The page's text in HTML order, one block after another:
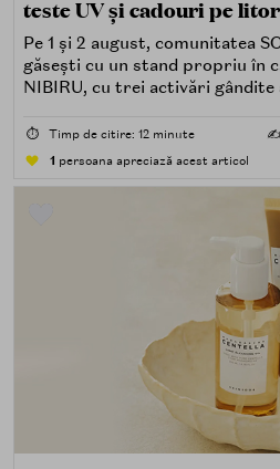
teste UV și cadouri pe
Pe 1 și 2 august, comunitatea
găsești cu un stand propriu în
NIBIRU, cu trei activări gândite
⏱️ Timp de citire: 12 minute ✍️
1 persoana apreciază acest articol